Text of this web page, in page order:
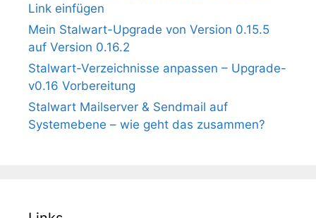
Link einfügen
Mein Stalwart-Upgrade von Version 0.15.5
auf Version 0.16.2
Stalwart-Verzeichnisse anpassen – Upgrade-
v0.16 Vorbereitung
Stalwart Mailserver & Sendmail auf
Systemebene – wie geht das zusammen?